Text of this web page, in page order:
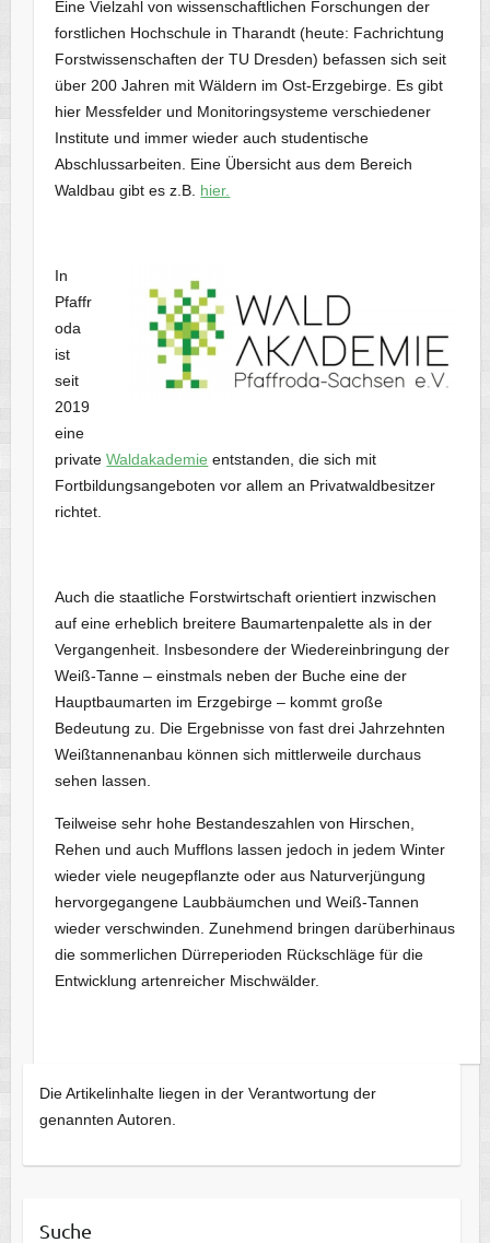
Eine Vielzahl von wissenschaftlichen Forschungen der
forstlichen Hochschule in Tharandt (heute: Fachrichtung
Forstwissenschaften der TU Dresden) befassen sich seit
über 200 Jahren mit Wäldern im Ost-Erzgebirge. Es gibt
hier Messfelder und Monitoringsysteme verschiedener
Institute und immer wieder auch studentische
Abschlussarbeiten. Eine Übersicht aus dem Bereich
Waldbau gibt es z.B. hier.
In
Pfaffr
oda
ist
seit
2019
eine
privateWaldakademie entstanden, die sich mit
Fortbildungsangeboten vor allem an Privatwaldbesitzer
richtet.
Auch die staatliche Forstwirtschaft orientiert inzwischen
auf eine erheblich breitere Baumartenpalette als in der
Vergangenheit. Insbesondere der Wiedereinbringung der
Weiß-Tanne – einstmals neben der Buche eine der
Hauptbaumarten im Erzgebirge – kommt große
Bedeutung zu. Die Ergebnisse von fast drei Jahrzehnten
Weißtannenanbau können sich mittlerweile durchaus
sehen lassen.
Teilweise sehr hohe Bestandeszahlen von Hirschen,
Rehen und auch Mufflons lassen jedoch in jedem Winter
wieder viele neugepflanzte oder aus Naturverjüngung
hervorgegangene Laubbäumchen und Weiß-Tannen
wieder verschwinden. Zunehmend bringen darüberhinaus
die sommerlichen Dürreperioden Rückschläge für die
Entwicklung artenreicher Mischwälder.
Die Artikelinhalte liegen in der Verantwortung der
genannten Autoren.
Suche